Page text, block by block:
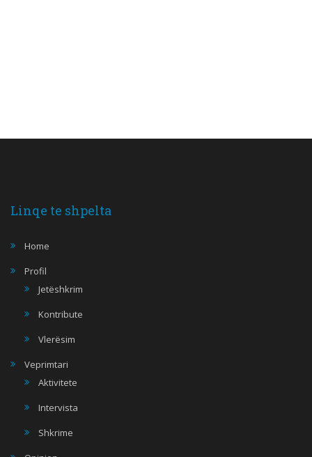
Linqe te shpelta
Home
Profil
Jetëshkrim
Kontribute
Vlerësim
Veprimtari
Aktivitete
Intervista
Shkrime